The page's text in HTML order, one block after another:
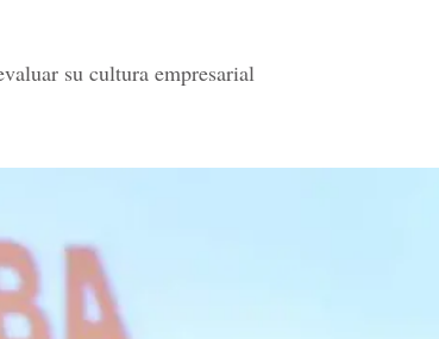
su cultura empresarial